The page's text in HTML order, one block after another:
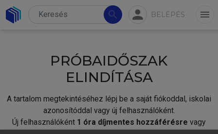
search person BELÉPÉS menu
PRÓBAIDŐSZAK
ELINDÍTÁSA
A tartalom megtekintéséhez lépj be a saját fiókoddal, iskolai
azonosítóddal vagy új felhasználóként.
Új felhasználóként 1 óra díjmentes hozzáférésre vagy